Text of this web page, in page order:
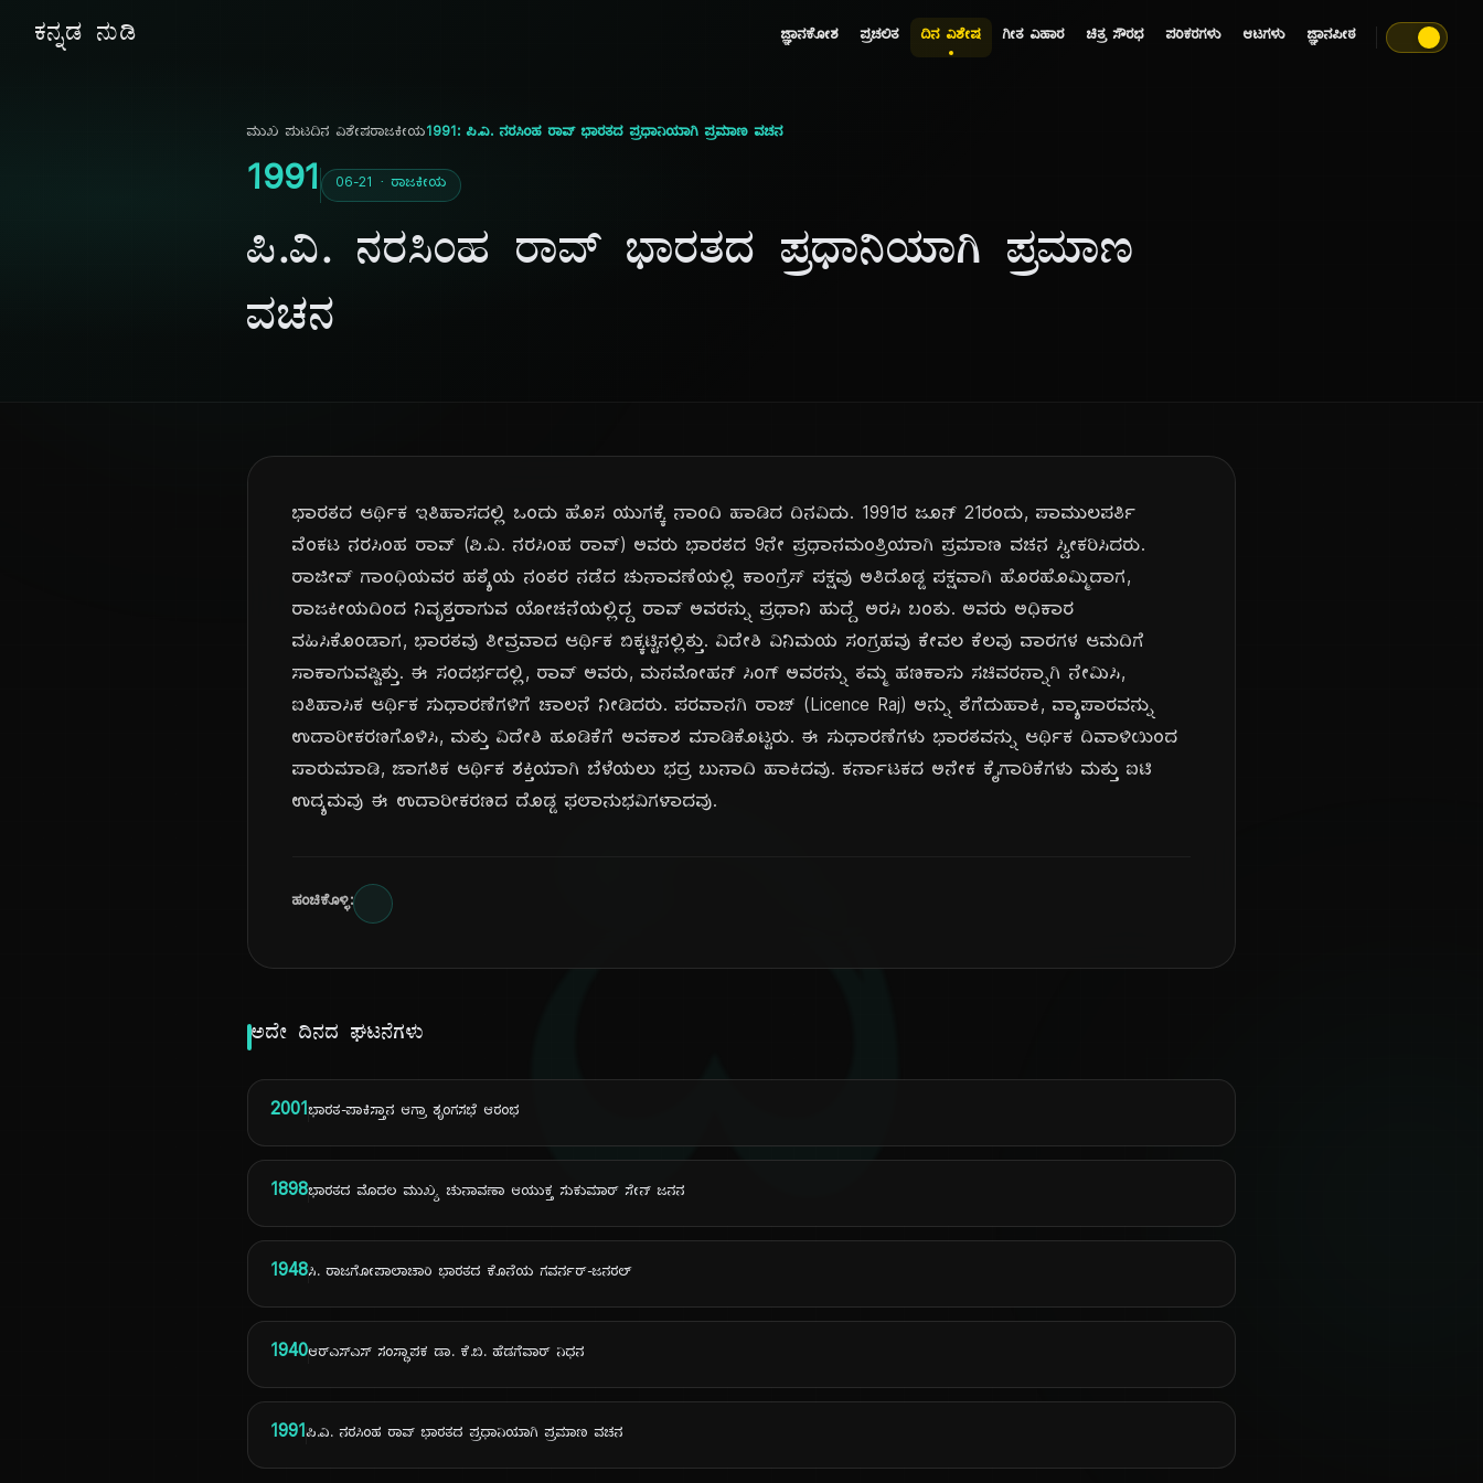
ಕನ್ನಡ ನುಡಿ ಜ್ಞಾನಕೋಶ ಪ್ರಚಲಿತ ದಿನ ವಿಶೇಷ ಗೀತ ವಿಹಾರ ಚಿತ್ರ ಸೌರಭ ಪರಿಕರಗಳು ಆಟಗಳು ಜ್ಞಾನಪೀಠ
ದಿ
ಮುಖ ಪುಟದಿನ ವಿಶೇಷರಾಜಕೀಯ1991: ಪಿ.ವಿ. ನರಸಿಂಹ ರಾವ್ ಭಾರತದ ಪ್ರಧಾನಿಯಾಗಿ ಪ್ರಮಾಣ ವಚನ
1991 06-21 · ರಾಜಕೀಯ
ಪಿ.ವಿ. ನರಸಿಂಹ ರಾವ್ ಭಾರತದ ಪ್ರಧಾನಿಯಾಗಿ ಪ್ರಮಾಣ
ವಚನ
ಭಾರತದ ಆರ್ಥಿಕ ಇತಿಹಾಸದಲ್ಲಿ ಒಂದು ಹೊಸ ಯುಗಕ್ಕೆ ನಾಂದಿ ಹಾಡಿದ ದಿನವಿದು. 1991ರ ಜೂನ್ 21ರಂದು, ಪಾಮುಲಪರ್ತಿ
ವೆಂಕಟ ನರಸಿಂಹ ರಾವ್ (ಪಿ.ವಿ. ನರಸಿಂಹ ರಾವ್) ಅವರು ಭಾರತದ 9ನೇ ಪ್ರಧಾನಮಂತ್ರಿಯಾಗಿ ಪ್ರಮಾಣ ವಚನ ಸ್ವೀಕರಿಸಿದರು.
ರಾಜೀವ್ ಗಾಂಧಿಯವರ ಹತ್ಯೆಯ ನಂತರ ನಡೆದ ಚುನಾವಣೆಯಲ್ಲಿ ಕಾಂಗ್ರೆಸ್ ಪಕ್ಷವು ಅತಿದೊಡ್ಡ ಪಕ್ಷವಾಗಿ ಹೊರಹೊಮ್ಮಿದಾಗ,
ರಾಜಕೀಯದಿಂದ ನಿವೃತ್ತರಾಗುವ ಯೋಚನೆಯಲ್ಲಿದ್ದ ರಾವ್ ಅವರನ್ನು ಪ್ರಧಾನಿ ಹುದ್ದೆ ಅರಸಿ ಬಂತು. ಅವರು ಅಧಿಕಾರ
ವಹಿಸಿಕೊಂಡಾಗ, ಭಾರತವು ತೀವ್ರವಾದ ಆರ್ಥಿಕ ಬಿಕ್ಕಟ್ಟಿನಲ್ಲಿತ್ತು. ವಿದೇಶಿ ವಿನಿಮಯ ಸಂಗ್ರಹವು ಕೇವಲ ಕೆಲವು ವಾರಗಳ ಆಮದಿಗೆ
ಸಾಕಾಗುವಷ್ಟಿತ್ತು. ಈ ಸಂದರ್ಭದಲ್ಲಿ, ರಾವ್ ಅವರು, ಮನಮೋಹನ್ ಸಿಂಗ್ ಅವರನ್ನು ತಮ್ಮ ಹಣಕಾಸು ಸಚಿವರನ್ನಾಗಿ ನೇಮಿಸಿ,
ಐತಿಹಾಸಿಕ ಆರ್ಥಿಕ ಸುಧಾರಣೆಗಳಿಗೆ ಚಾಲನೆ ನೀಡಿದರು. ಪರವಾನಗಿ ರಾಜ್ (Licence Raj) ಅನ್ನು ತೆಗೆದುಹಾಕಿ, ವ್ಯಾಪಾರವನ್ನು
ಉದಾರೀಕರಣಗೊಳಿಸಿ, ಮತ್ತು ವಿದೇಶಿ ಹೂಡಿಕೆಗೆ ಅವಕಾಶ ಮಾಡಿಕೊಟ್ಟರು. ಈ ಸುಧಾರಣೆಗಳು ಭಾರತವನ್ನು ಆರ್ಥಿಕ ದಿವಾಳಿಯಿಂದ
ಪಾರುಮಾಡಿ, ಜಾಗತಿಕ ಆರ್ಥಿಕ ಶಕ್ತಿಯಾಗಿ ಬೆಳೆಯಲು ಭದ್ರ ಬುನಾದಿ ಹಾಕಿದವು. ಕರ್ನಾಟಕದ ಅನೇಕ ಕೈಗಾರಿಕೆಗಳು ಮತ್ತು ಐಟಿ
ಉದ್ಯಮವು ಈ ಉದಾರೀಕರಣದ ದೊಡ್ಡ ಫಲಾನುಭವಿಗಳಾದವು.
ಹಂಚಿಕೊಳ್ಳಿ:
ಅದೇ ದಿನದ ಘಟನೆಗಳು
2001ಭಾರತ-ಪಾಕಿಸ್ತಾನ ಆಗ್ರಾ ಶೃಂಗಸಭೆ ಆರಂಭ
1898ಭಾರತದ ಮೊದಲ ಮುಖ್ಯ ಚುನಾವಣಾ ಆಯುಕ್ತ ಸುಕುಮಾರ್ ಸೇನ್ ಜನನ
1948ಸಿ. ರಾಜಗೋಪಾಲಾಚಾರಿ ಭಾರತದ ಕೊನೆಯ ಗವರ್ನರ್-ಜನರಲ್
1940ಆರ್‌ಎಸ್‌ಎಸ್ ಸಂಸ್ಥಾಪಕ ಡಾ. ಕೆ.ಬಿ. ಹೆಡಗೆವಾರ್ ನಿಧನ
1991ಪಿ.ವಿ. ನರಸಿಂಹ ರಾವ್ ಭಾರತದ ಪ್ರಧಾನಿಯಾಗಿ ಪ್ರಮಾಣ ವಚನ